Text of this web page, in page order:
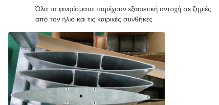
Όλα τα φινιρίσματα παρέχουν εξαιρετική αντοχή σε ζημιές
από τον ήλιο και τις καιρικές συνθήκες